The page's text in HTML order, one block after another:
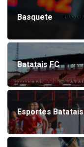
Basquete
Batatais FC
Esportes Batatais